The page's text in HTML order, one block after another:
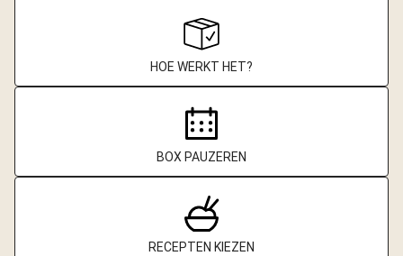
HOE WERKT HET?
BOX PAUZEREN
RECEPTEN KIEZEN